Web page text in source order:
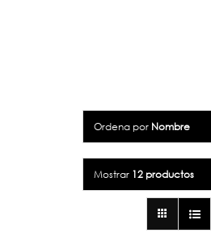
Ordena por Nombre
Mostrar 12 productos